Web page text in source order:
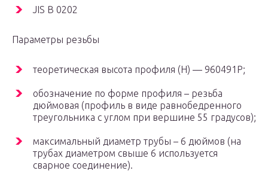
JIS B 0202
Параметры резьбы
теоретическая высота профиля (Н) — 960491Р;
обозначение по форме профиля – резьба
дюймовая (профиль в виде равнобедренного
треугольника с углом при вершине 55 градусов);
максимальный диаметр трубы – 6 дюймов (на
трубах диаметром свыше 6 используется
сварное соединение).